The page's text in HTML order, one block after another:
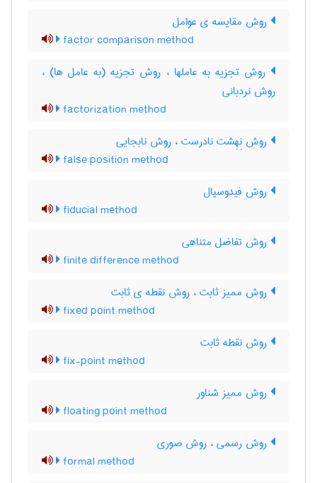
روش مقایسه ی عوامل
factor comparison method
روش تجزیه به عاملها ، روش تجزیه (به عامل ها) ،
روش نردبانی
factorization method
روش نِهِشت نادرست ، روش نابجایی
false position method
روش فیدوسیال
fiducial method
روش تفاضل متناهی
finite difference method
روش ممیز ثابت ، روش نقطه ی ثابت
fixed point method
روش نقطه ثابت
fix-point method
روش ممیز شناور
floating point method
روش رسمی ، روش صوری
formal method